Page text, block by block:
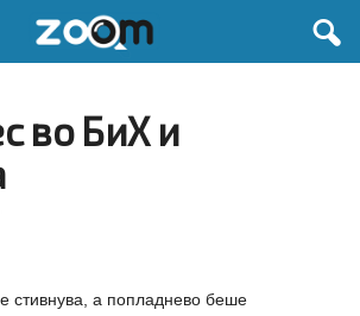
во БиХ и
стивнува, а попладнево беше